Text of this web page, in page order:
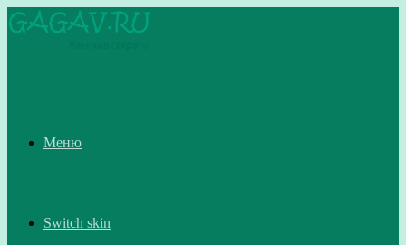
Меню
Switch skin